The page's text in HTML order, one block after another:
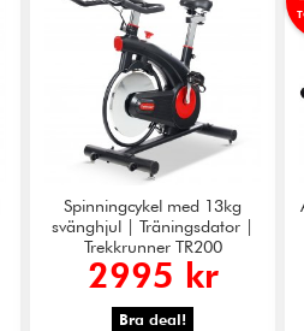
Spinningcykel med 13kg
svänghjul | Träningsdator |
Trekkrunner TR200
2995 kr
Bra deal!